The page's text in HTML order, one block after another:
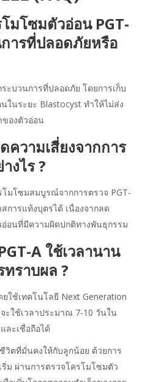
มโซมตัวอ่อน PGT-
ารที่ปลอดภัยหรือ
ระบวนการที่ปลอดภัย โดยการเก็บ
ในระยะ Blastocyst ทำให้ไม่ส่ง
องตัวอ่อน
ความเสี่ยงจากการ
งไร ?
โมโซมสมบูรณ์จากการตรวจ PGT-
การแท้งบุตรได้ เนื่องจากลด
อ่อนที่มีความผิดปกติทางพันธุกรรม
A ใช้เวลานาน
ราบผล ?
ยใช้เทคโนโลยี Next Generation
จะใช้เวลาประมาณ 7-10 วันใน
ละเชื่อถือได้
วิตที่มั่นคงให้กับลูกน้อย ด้วยการ
ม ผ่านการตรวจโครโมโซมตัว